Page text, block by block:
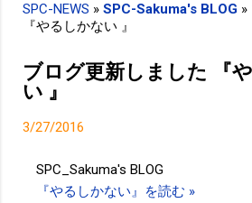
SPC-NEWS » SPC-Sakuma's BLOG »
『やるしかない 』
ブログ更新しました 『
い 』
3/27/2016
SPC_Sakuma's BLOG
『やるしかない』を読む »